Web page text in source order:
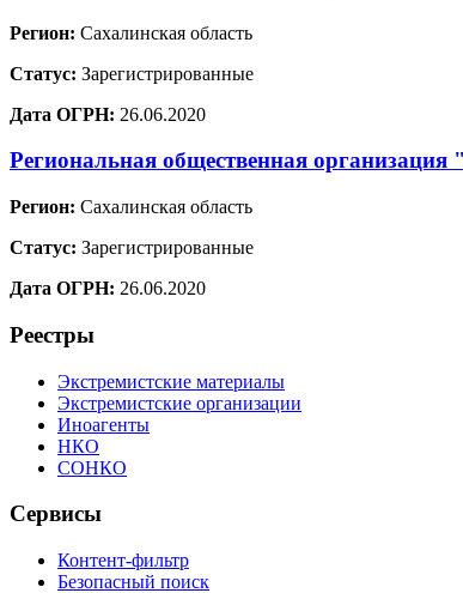
Регион: Сахалинская область
Статус: Зарегистрированные
Дата ОГРН: 26.06.2020
Региональная общественная
Регион: Сахалинская область
Статус: Зарегистрированные
Дата ОГРН: 26.06.2020
Реестры
Экстремистские материалы
Экстремистские организации
Иноагенты
НКО
СОНКО
Сервисы
Контент-фильтр
Безопасный поиск